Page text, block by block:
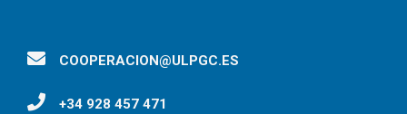
COOPERACION@ULPGC.ES
+34 928 457 471